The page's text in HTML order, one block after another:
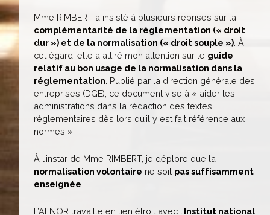
Mme RIMBERT a insisté à plusieurs reprises sur la
complémentarité de la réglementation (« droit
dur ») et de la normalisation (« droit souple ») . À
cet égard, elle a attiré mon attention sur le guide
relatif au bon usage de la normalisation dans la
réglementation . Publié par la direction générale des
entreprises (DGE), ce document vise à « aider les
administrations dans la rédaction des textes
réglementaires dès lors qu’il y est fait référence aux
normes ».
À l’instar de Mme RIMBERT, je déplore que la
normalisation volontaire ne soit pas suffisamment
enseignée
L’AFNOR travaille en lien étroit avec l’Institut national